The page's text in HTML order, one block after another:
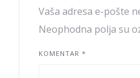
Vaša adresa e-pošte
Neophodna polja su
KOMENTAR *